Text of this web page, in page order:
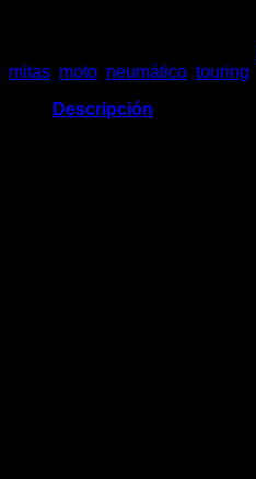
mitas moto neumático touring
Descripción